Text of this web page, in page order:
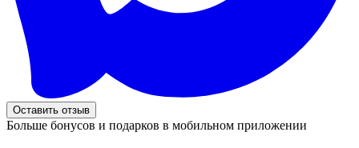
Оставить отзыв
Больше бонусов и подарков в мобильном приложении